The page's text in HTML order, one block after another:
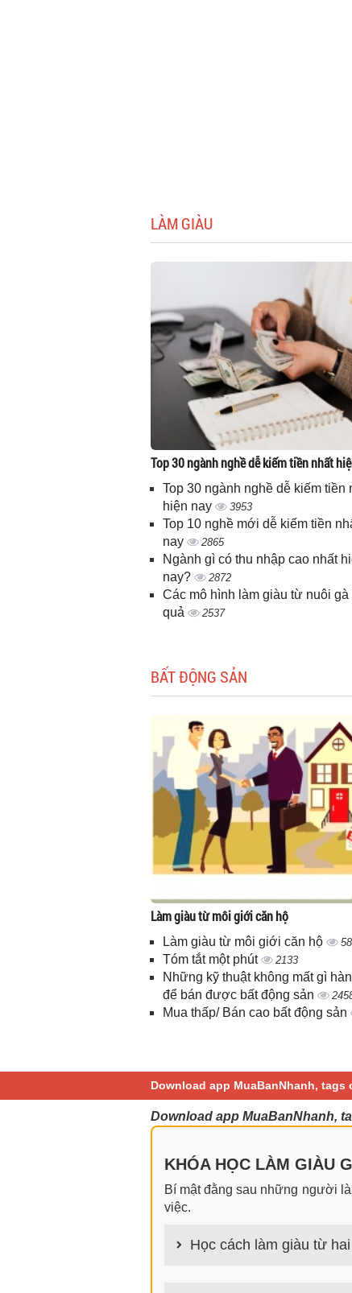
LÀM GIÀU
Top 30 ngành nghề dễ kiếm tiền nhất
Top 30 ngành nghề dễ kiếm tiền
hiện nay
3953
Top 10 nghề mới dễ kiếm tiền
nay
2865
Ngành gì có thu nhập cao nhất
nay?
2872
Các mô hình làm giàu từ nuôi gà
quả
2537
BẤT ĐỘNG SẢN
Làm giàu từ môi giới căn hộ
Làm giàu từ môi giới căn hộ
Tóm tắt một phút 2133
Những kỹ thuật không mất gì
để bán được bất động sản
Mua thấp/ Bán cao bất động sản
Download app MuaBanNhanh, tags
Download app MuaBanNhanh,
KHÓA HỌC LÀM GIÀU
Bí mật đằng sau những người
việc.
Học cách làm giàu từ